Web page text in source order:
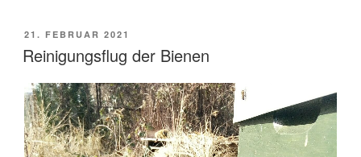
VERÖFFENTLICHT
AM
21. FEBRUAR 2021
Reinigungsflug der Bienen